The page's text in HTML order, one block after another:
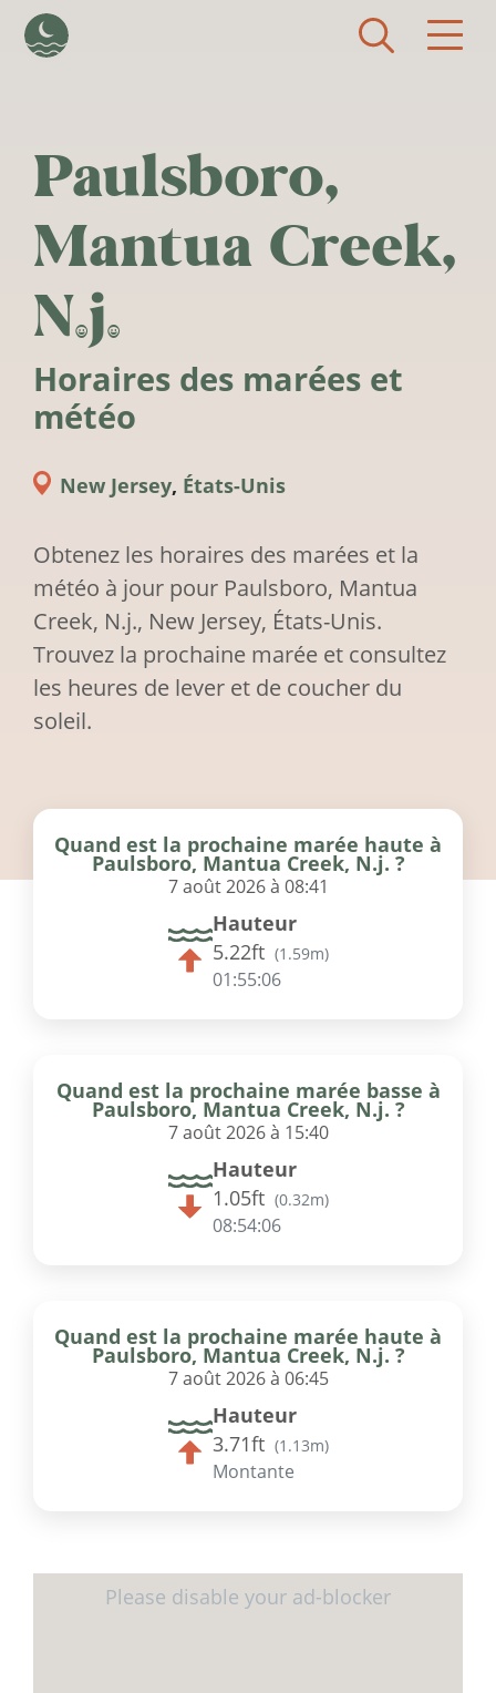
Paulsboro,
Mantua Creek,
N.j.
Horaires des marées et
météo
New Jersey, États-Unis
Obtenez les horaires des marées et la
météo à jour pour Paulsboro, Mantua
Creek, N.j., New Jersey, États-Unis.
Trouvez la prochaine marée et consultez
les heures de lever et de coucher du
soleil.
Quand est la prochaine marée haute à
Paulsboro, Mantua Creek, N.j. ?
7 août 2026 à 08:41
Hauteur
5.22ft (1.59m)
01:55:06
Quand est la prochaine marée basse à
Paulsboro, Mantua Creek, N.j. ?
7 août 2026 à 15:40
Hauteur
1.05ft (0.32m)
08:54:06
Quand est la prochaine marée haute à
Paulsboro, Mantua Creek, N.j. ?
7 août 2026 à 06:45
Hauteur
3.71ft (1.13m)
Montante